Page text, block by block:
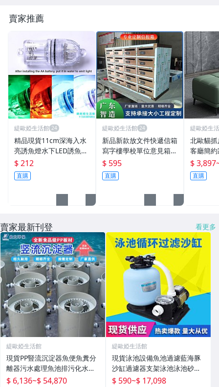
賣家推薦
緹歐婭生活館
精品現貨11cm深海入水
亮誘魚燈水下LED誘魚燈
水下燈誘魚器多色集魚燈
戶外
$ 212
直購
緹歐婭生活館
新品新款放文件快遞信箱
寫字樓學校單位意見箱帶
密碼鎖不銹鋼智能信箱
$ 595
直購
緹歐婭生
北歐貓
客廳簡
長條凳
$ 3,897
直購
賣家最新刊登 看更多
緹歐婭生活館
現貨PP豎流沉淀器魚便魚糞分
離器污水處理魚池排污化水產
殖設備
$ 6,136~$ 54,870
緹歐婭生活館
現貨泳池設備魚池過濾藍海豚
沙缸過濾器支架泳池泳池砂缸
水泵機組
$ 590~$ 17,098